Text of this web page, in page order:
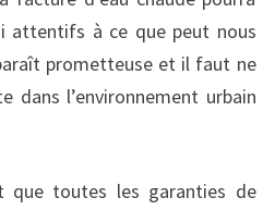
attentifs à ce que peut nous
prometteuse et il faut ne
dans l’environnement urbain
que toutes les garanties de